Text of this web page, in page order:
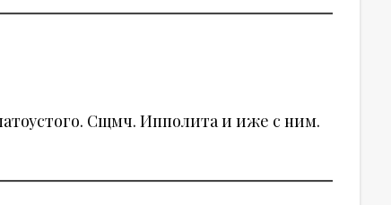
Сщмч. Ипполита и иже с ним.